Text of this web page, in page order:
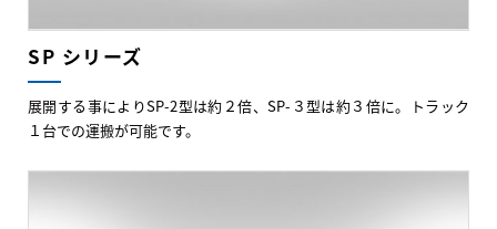
SP シリーズ
展開する事によりSP-2型は約２倍、SP-３型は約３倍に。トラック
１台での運搬が可能です。